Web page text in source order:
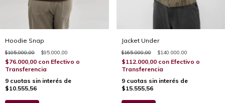
Hoodie Snap
$105.000,00 $95.000,00
$76.000,00 con Efectivo o
Transferencia
9 cuotas sin interés de
$10.555,56
Jacket Under
$165.000,00 $140.000,00
$112.000,00 con Efectivo o
Transferencia
9 cuotas sin interés de
$15.555,56